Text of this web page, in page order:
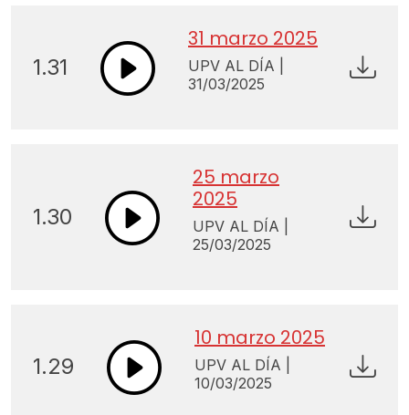
1.31
31 marzo 2025
UPV AL DÍA |
31/03/2025
1.30
25 marzo
2025
UPV AL DÍA |
25/03/2025
1.29
10 marzo 2025
UPV AL DÍA |
10/03/2025